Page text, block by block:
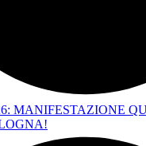
MANIFESTAZIONE